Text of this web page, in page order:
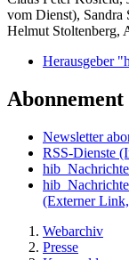
vom Dienst), Sandra
Helmut Stoltenberg,
Herausgeber
Abonnement
Newsletter
RSS-Dienste
(Externer
Webarchiv
Presse